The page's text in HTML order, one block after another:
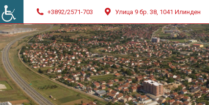
+3892/2571-703 Улица 9 бр. 38, 1041 Илинден